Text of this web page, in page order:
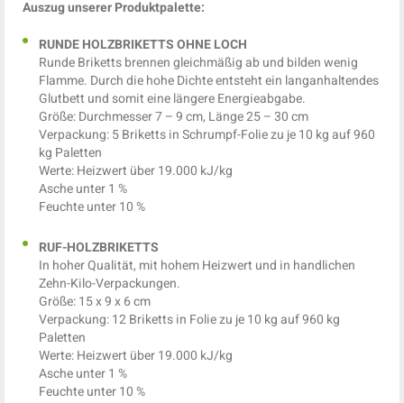
Auszug unserer Produktpalette:
RUNDE HOLZBRIKETTS OHNE LOCH
Runde Briketts brennen gleichmäßig ab und bilden wenig
Flamme. Durch die hohe Dichte entsteht ein langanhaltendes
Glutbett und somit eine längere Energieabgabe.
Größe: Durchmesser 7 – 9 cm, Länge 25 – 30 cm
Verpackung: 5 Briketts in Schrumpf-Folie zu je 10 kg auf 960
kg Paletten
Werte: Heizwert über 19.000 kJ/kg
Asche unter 1 %
Feuchte unter 10 %
RUF-HOLZBRIKETTS
In hoher Qualität, mit hohem Heizwert und in handlichen
Zehn-Kilo-Verpackungen.
Größe: 15 x 9 x 6 cm
Verpackung: 12 Briketts in Folie zu je 10 kg auf 960 kg
Paletten
Werte: Heizwert über 19.000 kJ/kg
Asche unter 1 %
Feuchte unter 10 %